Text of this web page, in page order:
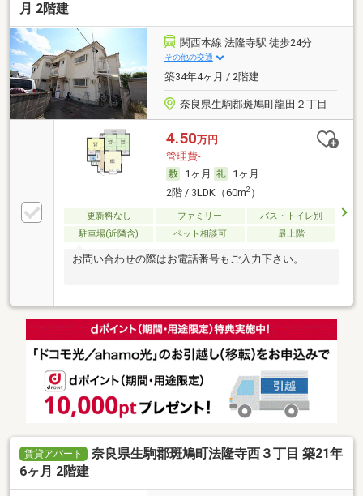
月 2階建
関西本線 法隆寺駅 徒歩24分
その他の交通
築34年4ヶ月 / 2階建
奈良県生駒郡斑鳩町龍田２丁目
4.50万円
管理費-
1ヶ月
1ヶ月
2階 / 3LDK（60m2）
更新料なし ファミリー
バス・トイレ別
駐車場(近隣含)
ペット相談可 最上階
お問い合わせの際はお電話番号もご入力下さい。
賃貸アパート
奈良県生駒郡斑鳩町法隆寺西３丁目 築21年
6ヶ月 2階建